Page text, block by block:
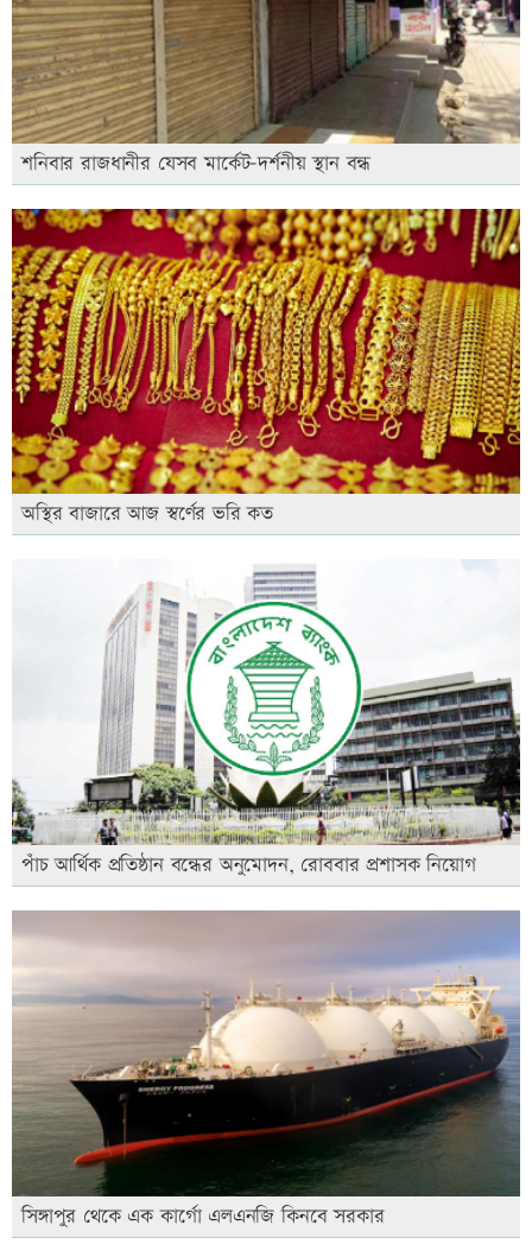
শনিবার রাজধানীর যেসব মার্কেট-দর্শনীয় স্থান বন্ধ
অস্থির বাজারে আজ স্বর্ণের ভরি কত
পাঁচ আর্থিক প্রতিষ্ঠান বন্ধের অনুমোদন, রোববার প্রশাসক নিয়োগ
সিঙ্গাপুর থেকে এক কার্গো এলএনজি কিনবে সরকার